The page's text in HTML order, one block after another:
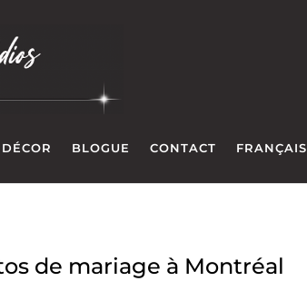
BLOGUE CONTACT FRANÇAIS
de mariage à Montréal